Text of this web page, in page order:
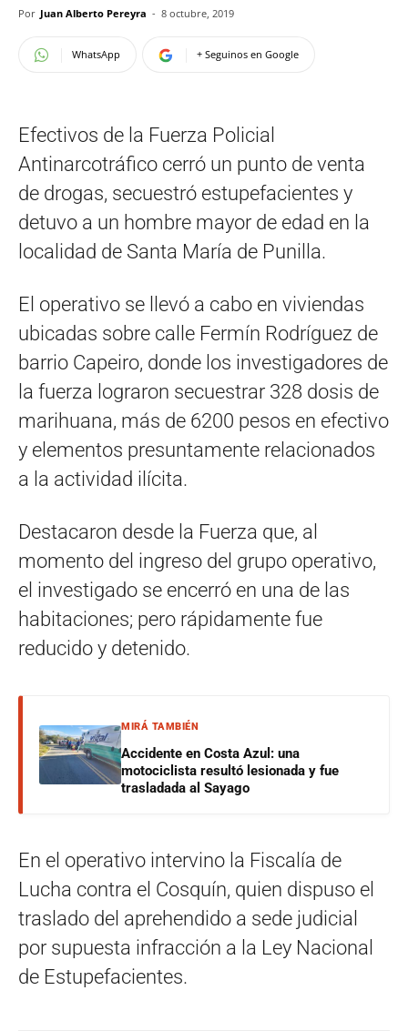
Por Juan Alberto Pereyra - 8 octubre, 2019
WhatsApp + Seguinos en Google
Efectivos de la Fuerza Policial
Antinarcotráfico cerró un punto de venta
de drogas, secuestró estupefacientes y
detuvo a un hombre mayor de edad en la
localidad de Santa María de Punilla.
El operativo se llevó a cabo en viviendas
ubicadas sobre calle Fermín Rodríguez de
barrio Capeiro, donde los investigadores de
la fuerza lograron secuestrar 328 dosis de
marihuana, más de 6200 pesos en efectivo
y elementos presuntamente relacionados
a la actividad ilícita.
Destacaron desde la Fuerza que, al
momento del ingreso del grupo operativo,
el investigado se encerró en una de las
habitaciones; pero rápidamente fue
reducido y detenido.
MIRÁ TAMBIÉN
Accidente en Costa Azul: una
motociclista resultó lesionada y fue
trasladada al Sayago
En el operativo intervino la Fiscalía de
Lucha contra el Cosquín, quien dispuso el
traslado del aprehendido a sede judicial
por supuesta infracción a la Ley Nacional
de Estupefacientes.